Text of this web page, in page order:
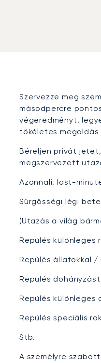
Szervezze meg
másodpercre
végeredményt,
tökéletes
Béreljen privát
megszervezett
Azonnali, last-
Sürgősségi légi
(Utazás a világ
Repülés különleges
Repülés állatokkal /
Repülés
Repülés különleges
Repülés speciális
Stb.
A személyre